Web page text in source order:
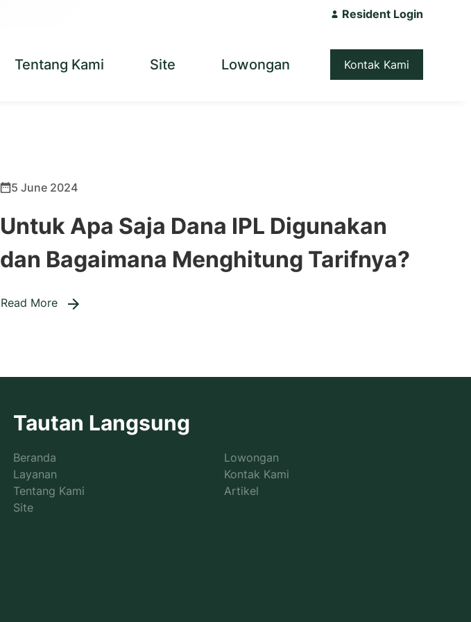
Resident Login
Tentang Kami Site Lowongan Kontak Kami
5 June 2024
Untuk Apa Saja Dana IPL Digunakan
dan Bagaimana Menghitung Tarifnya?
Read More
Tautan Langsung
Beranda
Layanan
Tentang Kami
Site
Lowongan
Kontak Kami
Artikel